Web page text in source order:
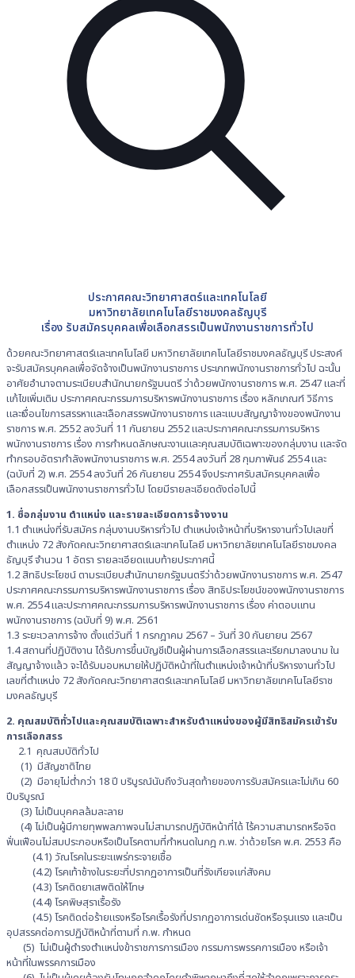
ประกาศคณะวิทยาศาสตร์และเทคโนโลยี
มหาวิทยาลัยเทคโนโลยีราชมงคลธัญบุรี
เรื่อง รับสมัครบุคคลเพื่อเลือกสรรเป็นพนักงานราชการทั่วไป
ด้วยคณะวิทยาศาสตร์และเทคโนโลยี มหาวิทยาลัยเทคโนโลยีราชมงคลธัญบุรี ประสงค์
จะรับสมัครบุคคลเพื่อจัดจ้างเป็นพนักงานราชการ ประเภทพนักงานราชการทั่วไป ฉะนั้น
อาศัยอำนาจตามระเบียบสำนักนายกรัฐมนตรี ว่าด้วยพนักงานราชการ พ.ศ. 2547 และที่
แก้ไขเพิ่มเติม ประกาศคณะกรรมการบริหารพนักงานราชการ เรื่อง หลักเกณฑ์ วิธีการ
และเงื่อนไขการสรรหาและเลือกสรรพนักงานราชการ และแบบสัญญาจ้างของพนักงาน
ราชการ พ.ศ. 2552 ลงวันที่ 11 กันยายน 2552 และประกาศคณะกรรมการบริหาร
พนักงานราชการ เรื่อง การกำหนดลักษณะงานและคุณสมบัติเฉพาะของกลุ่มงาน และจัด
ทำกรอบอัตรากำลังพนักงานราชการ พ.ศ. 2554 ลงวันที่ 28 กุมภาพันธ์ 2554 และ
(ฉบับที่ 2) พ.ศ. 2554 ลงวันที่ 26 กันยายน 2554 จึงประกาศรับสมัครบุคคลเพื่อ
เลือกสรรเป็นพนักงานราชการทั่วไป โดยมีรายละเอียดดังต่อไปนี้
1. ชื่อกลุ่มงาน ตำแหน่ง และรายละเอียดการจ้างงาน
1.1 ตำแหน่งที่รับสมัคร กลุ่มงานบริหารทั่วไป ตำแหน่งเจ้าหน้าที่บริหารงานทั่วไปเลขที่
ตำแหน่ง 72 สังกัดคณะวิทยาศาสตร์และเทคโนโลยี มหาวิทยาลัยเทคโนโลยีราชมงคล
ธัญบุรี จำนวน 1 อัตรา รายละเอียดแนบท้ายประกาศนี้
1.2 สิทธิประโยชน์ ตามระเบียบสำนักนายกรัฐมนตรีว่าด้วยพนักงานราชการ พ.ศ. 2547
ประกาศคณะกรรมการบริหารพนักงานราชการ เรื่อง สิทธิประโยชน์ของพนักงานราชการ
พ.ศ. 2554 และประกาศคณะกรรมการบริหารพนักงานราชการ เรื่อง ค่าตอบแทน
พนักงานราชการ (ฉบับที่ 9) พ.ศ. 2561
1.3 ระยะเวลาการจ้าง ตั้งแต่วันที่ 1 กรกฎาคม 2567 – วันที่ 30 กันยายน 2567
1.4 สถานที่ปฏิบัติงาน ได้รับการขึ้นบัญชีเป็นผู้ผ่านการเลือกสรรและเรียกมาลงนาม ใน
สัญญาจ้างแล้ว จะได้รับมอบหมายให้ปฏิบัติหน้าที่ในตำแหน่งเจ้าหน้าที่บริหารงานทั่วไป
เลขที่ตำแหน่ง 72 สังกัดคณะวิทยาศาสตร์และเทคโนโลยี มหาวิทยาลัยเทคโนโลยีราช
มงคลธัญบุรี
2. คุณสมบัติทั่วไปและคุณสมบัติเฉพาะสำหรับตำแหน่งของผู้มีสิทธิสมัครเข้ารับ
การเลือกสรร
2.1 คุณสมบัติทั่วไป
(1) มีสัญชาติไทย
(2) มีอายุไม่ต่ำกว่า 18 ปี บริบูรณ์นับถึงวันสุดท้ายของการรับสมัครและไม่เกิน 60
ปีบริบูรณ์
(3) ไม่เป็นบุคคลล้มละลาย
(4) ไม่เป็นผู้มีกายทุพพลภาพจนไม่สามารถปฏิบัติหน้าที่ได้ ไร้ความสามารถหรือจิต
ฟั่นเฟือนไม่สมประกอบหรือเป็นโรคตามที่กำหนดในกฎ ก.พ. ว่าด้วยโรค พ.ศ. 2553 คือ
(4.1) วัณโรคในระยะแพร่กระจายเชื้อ
(4.2) โรคเท้าช้างในระยะที่ปรากฏอาการเป็นที่รังเกียจแก่สังคม
(4.3) โรคติดยาเสพติดให้โทษ
(4.4) โรคพิษสุราเรื้อรัง
(4.5) โรคติดต่อร้ายแรงหรือโรคเรื้อรังที่ปรากฏอาการเด่นชัดหรือรุนแรง และเป็น
อุปสรรคต่อการปฏิบัติหน้าที่ตามที่ ก.พ. กำหนด
(5) ไม่เป็นผู้ดำรงตำแหน่งข้าราชการการเมือง กรรมการพรรคการเมือง หรือเจ้า
หน้าที่ในพรรคการเมือง